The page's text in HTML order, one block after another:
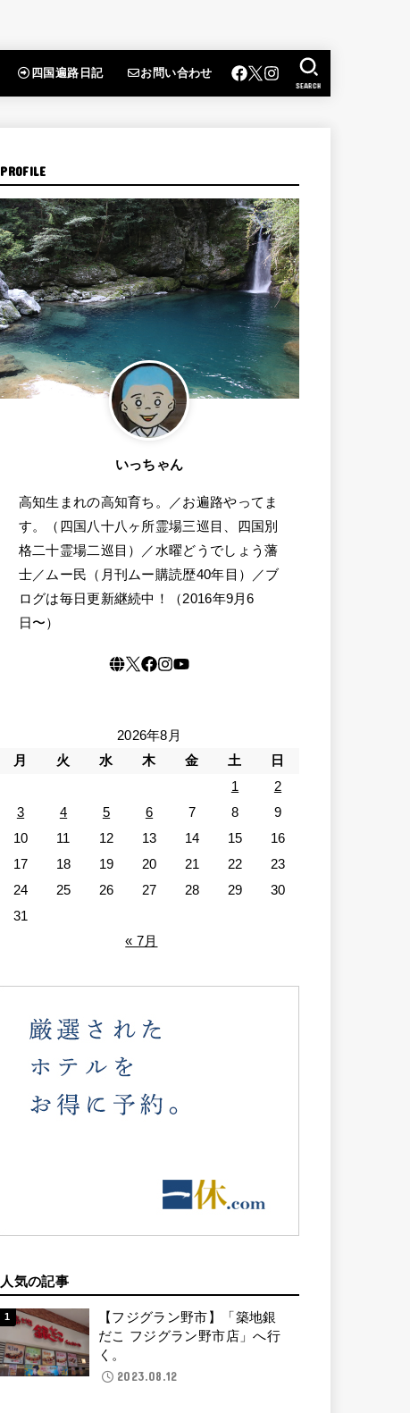
四国遍路日記 お問い合わせ
SEARCH
PROFILE
いっちゃん
高知生まれの高知育ち。／お遍路やってま
す。（四国八十八ヶ所霊場三巡目、四国別
格二十霊場二巡目）／水曜どうでしょう藩
士／ムー民（月刊ムー購読歴40年目）／ブ
ログは毎日更新継続中！（2016年9月6
日〜）
2026年8月
月
火 水 木 金 土
日
1
2
3
4 5 6 7 8
9
10
11 12 13 14 15
16
17
18 19 20 21 22
23
24
25 26 27 28 29
30
31
« 7月
人気の記事
【フジグラン野市】「築地銀
だこ フジグラン野市店」へ行
く。
2023.08.12